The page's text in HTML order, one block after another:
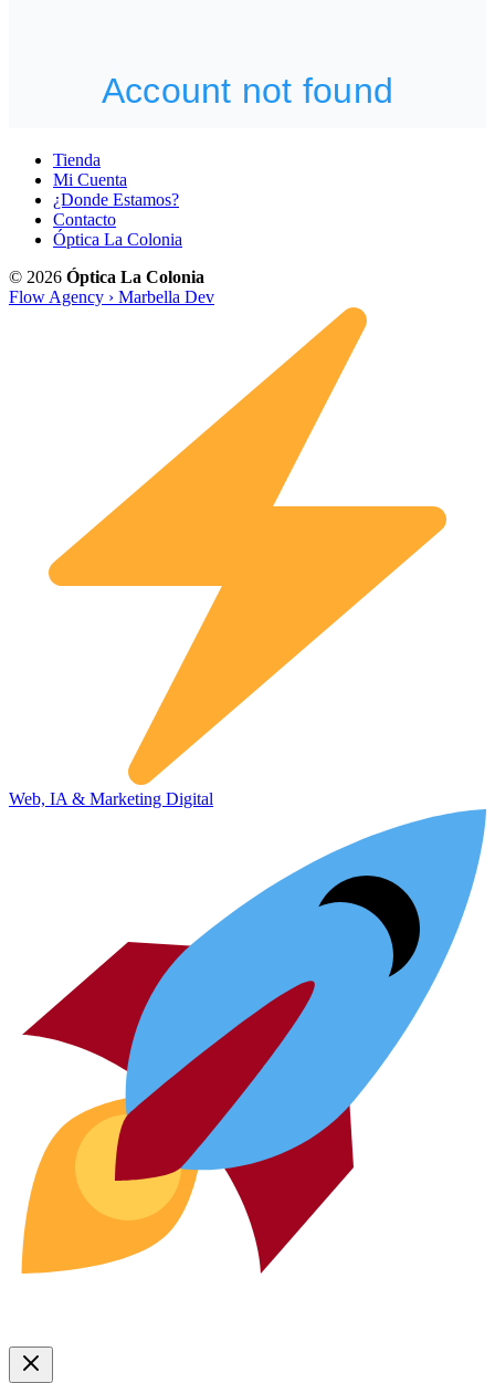
Tienda
Mi Cuenta
¿Donde Estamos?
Contacto
Óptica La Colonia
© 2026 Óptica La Colonia
Flow Agency › Marbella Dev
Web, IA & Marketing Digital